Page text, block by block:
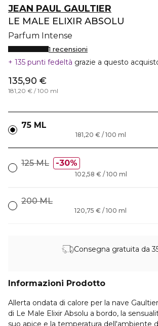
JEAN PAUL GAULTIER
LE MALE ELIXIR ABSOLU
Parfum Intense
1 recensioni
135 punti fedeltà grazie a questo
135,90 €
181,20 € / 100 ml
75 ML
181,20 € / 100 ml
125 ML 30%
102,58 € / 100 ml
200 ML
120,75 € / 100 ml
Consegna gratuita da
Informazioni Prodotto
Allerta ondata di calore per la nave
di Le Male Elixir Absolu a bordo, la
suo apice e la temperatura dell'ambiente